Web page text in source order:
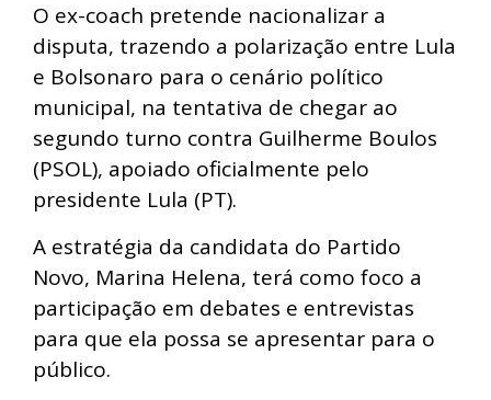
O ex-coach pretende nacionalizar a
disputa, trazendo a polarização entre Lula
e Bolsonaro para o cenário político
municipal, na tentativa de chegar ao
segundo turno contra Guilherme Boulos
(PSOL), apoiado oficialmente pelo
presidente Lula (PT).
A estratégia da candidata do Partido
Novo, Marina Helena, terá como foco a
participação em debates e entrevistas
para que ela possa se apresentar para o
público.